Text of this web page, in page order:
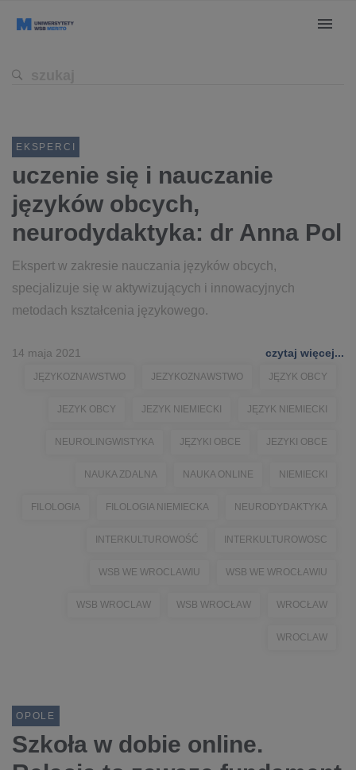
EKSPERCI
uczenie się i nauczanie
języków obcych,
neurodydaktyka: dr Anna Pol
Ekspert w zakresie nauczania języków obcych,
specjalizuje się w aktywizujących i innowacyjnych
metodach kształcenia językowego.
14 maja 2021 czytaj więcej...
JĘZYKOZNAWSTWO JEZYKOZNAWSTWO JĘZYK OBCY
JEZYK OBCY JEZYK NIEMIECKI JĘZYK NIEMIECKI
NEUROLINGWISTYKA JĘZYKI OBCE JEZYKI OBCE
NAUKA ZDALNA NAUKA ONLINE NIEMIECKI
FILOLOGIA FILOLOGIA NIEMIECKA NEURODYDAKTYKA
INTERKULTUROWOŚĆ INTERKULTUROWOSC
WSB WE WROCLAWIU WSB WE WROCŁAWIU
WSB WROCLAW WSB WROCŁAW WROCŁAW
WROCLAW
OPOLE
Szkoła w dobie online.